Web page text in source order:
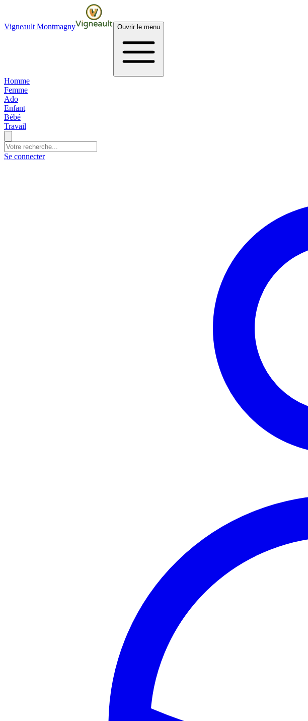
Vigneault Montmagny Ouvrir le menu
Homme
Femme
Ado
Enfant
Bébé
Travail
Se connecter